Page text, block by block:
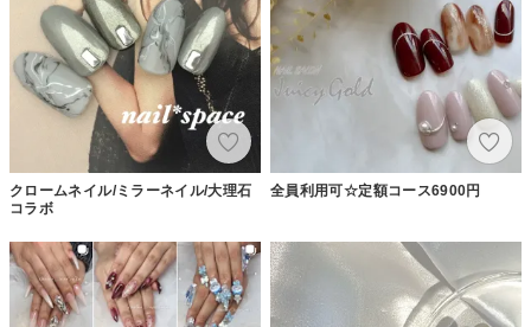
クロームネイル/ミラーネイル/大理石
コラボ
全員利用可☆定額コース6900円